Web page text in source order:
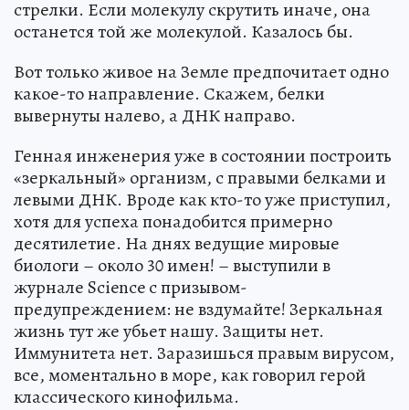
стрелки. Если молекулу скрутить иначе, она
останется той же молекулой. Казалось бы.
Вот только живое на Земле предпочитает одно
какое-то направление. Скажем, белки
вывернуты налево, а ДНК направо.
Генная инженерия уже в состоянии построить
«зеркальный» организм, с правыми белками и
левыми ДНК. Вроде как кто-то уже приступил,
хотя для успеха понадобится примерно
десятилетие. На днях ведущие мировые
биологи – около 30 имен! – выступили в
журнале Science с призывом-
предупреждением: не вздумайте! Зеркальная
жизнь тут же убьет нашу. Защиты нет.
Иммунитета нет. Заразишься правым вирусом,
все, моментально в море, как говорил герой
классического кинофильма.